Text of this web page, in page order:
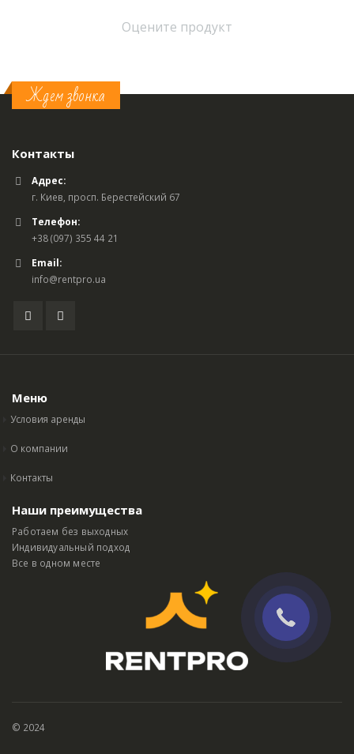
Оцените продукт
Ждем звонка
Контакты
Адрес:
г. Киев, просп. Берестейский 67
Телефон:
+38 (097) 355 44 21
Email:
info@rentpro.ua
Меню
Условия аренды
О компании
Контакты
Наши преимущества
Работаем без выходных
Индивидуальный подход
Все в одном месте
© 2024